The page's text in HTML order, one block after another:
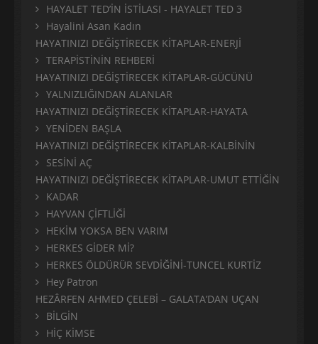
HAYALET TED’İN İSTİLASI - HAYALET TED 3
Hayalini Asan Kadın
HAYATINIZI DEĞİŞTİRECEK KİTAPLAR-ENERJİ
TERAPİSTİNİN REHBERİ
HAYATINIZI DEĞİŞTİRECEK KİTAPLAR-GÜCÜNÜ
YALNIZLIĞINDAN ALANLAR
HAYATINIZI DEĞİŞTİRECEK KİTAPLAR-HAYATA
YENİDEN BAŞLA
HAYATINIZI DEĞİŞTİRECEK KİTAPLAR-KALBİNİN
SESİNİ AÇ
HAYATINIZI DEĞİŞTİRECEK KİTAPLAR-UMUT ETTİĞİN
KADAR
HAYVAN ÇİFTLİĞİ
HEKİM YOKSA BEN VARIM
HERKES GİDER Mİ?
HERKES ÖLDÜRÜR SEVDİĞİNİ-TUNCEL KURTİZ
Hey Patron
HEZÂRFEN AHMED ÇELEBİ – GALATA’DAN UÇAN
BİLGİN
HİÇ KİMSE